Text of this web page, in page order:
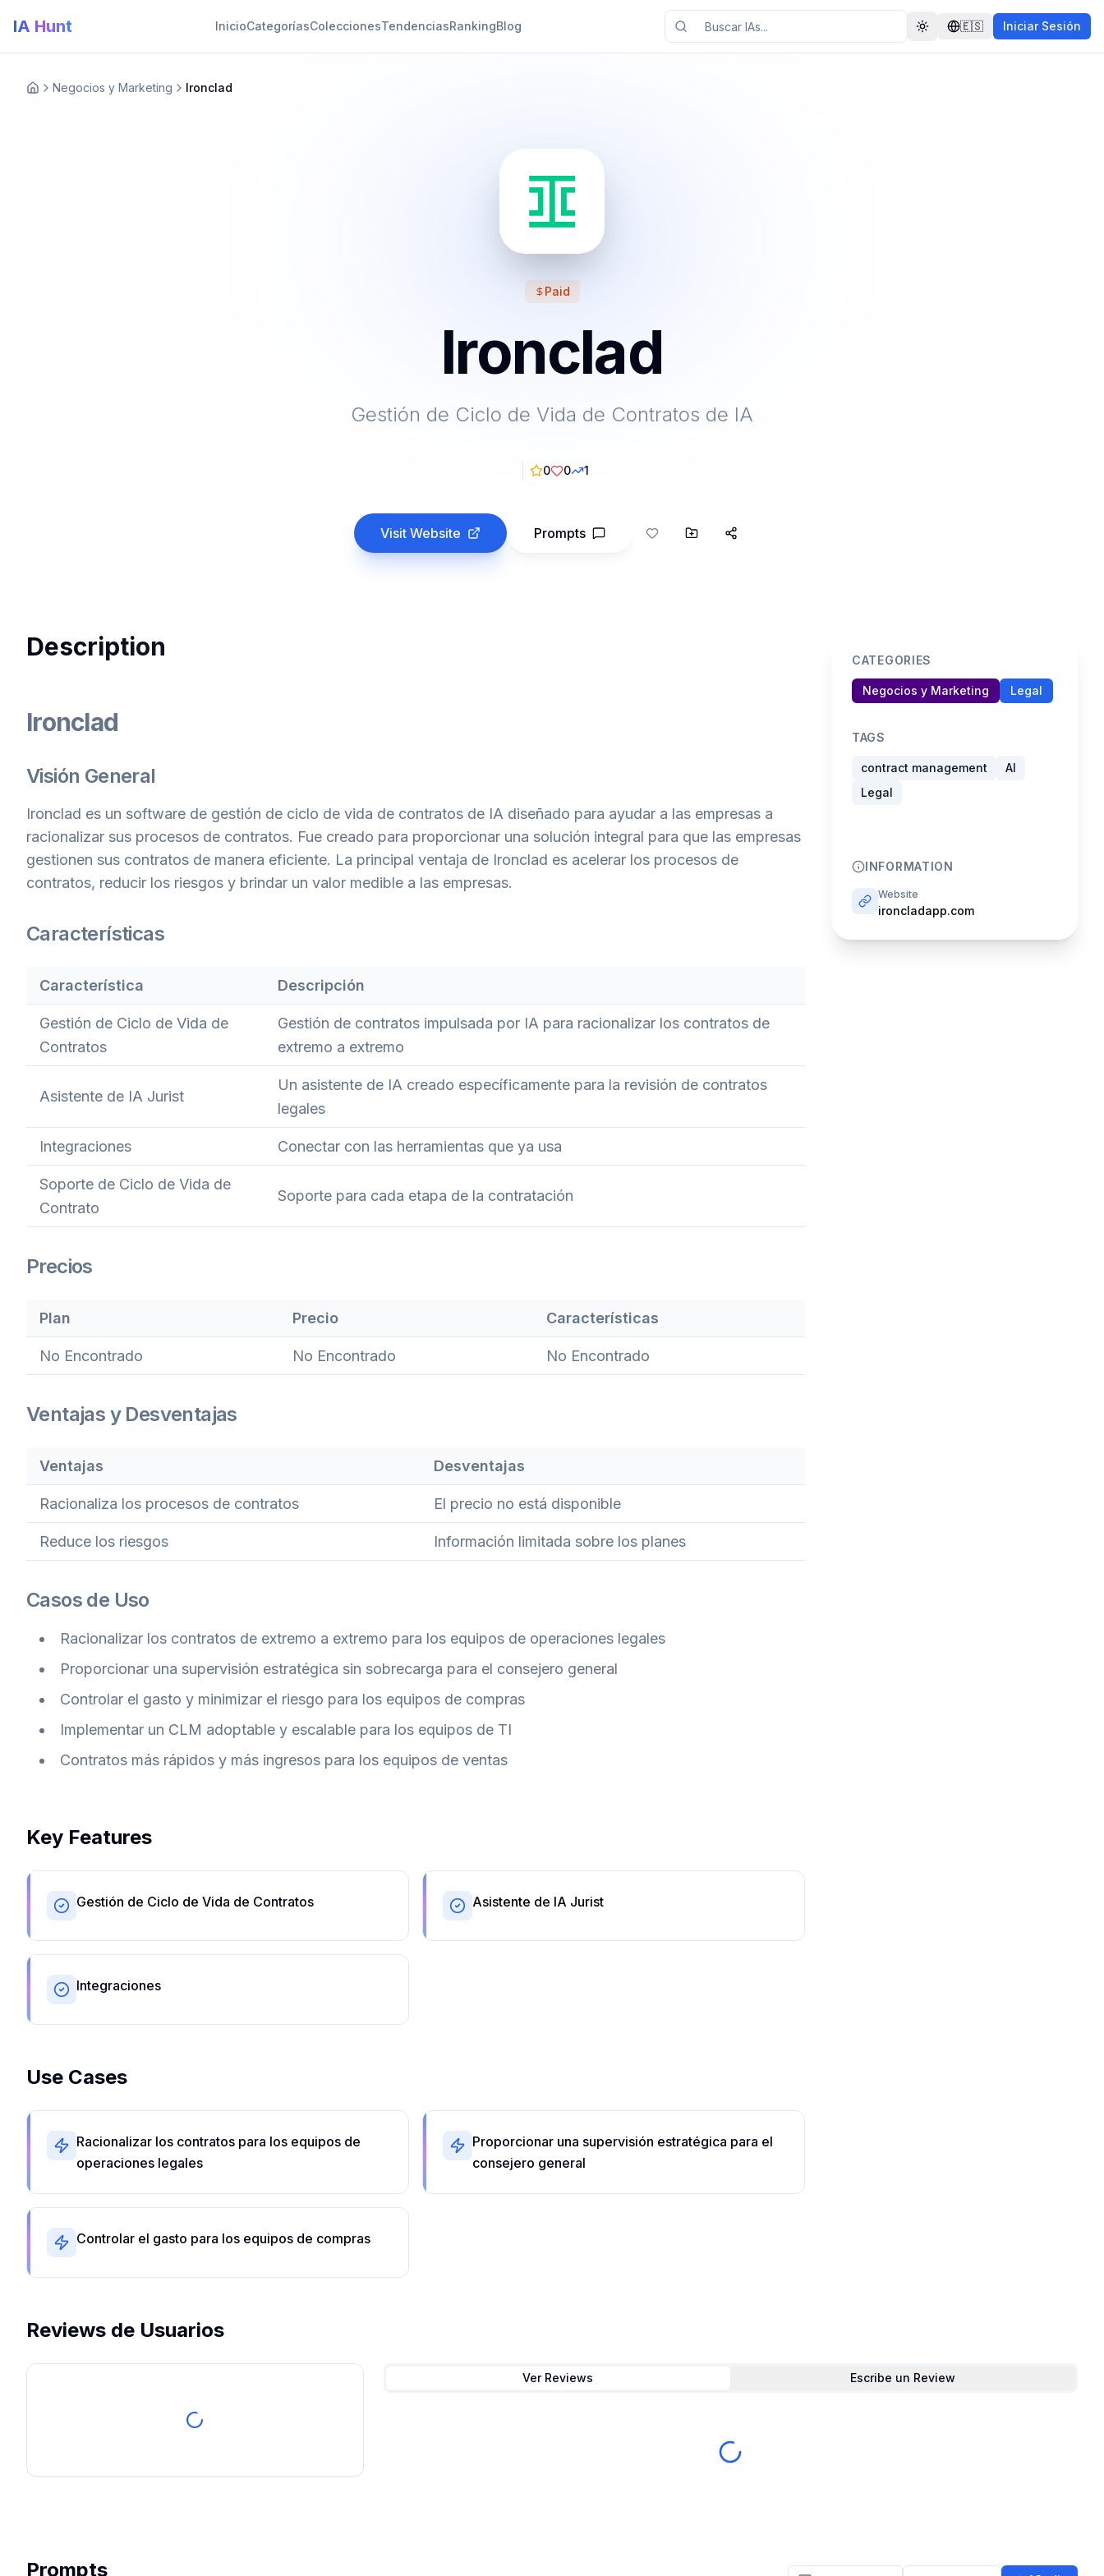
IA Hunt InicioCategoríasColeccionesTendenciasRankingBlog Toggle theme
🇪🇸 Iniciar Sesión
Negocios y Marketing Ironclad
Paid
Ironclad
Gestión de Ciclo de Vida de Contratos de IA
0 0 1
Visit Website Prompts
Description
Ironclad
Visión General
Ironclad es un software de gestión de ciclo de vida de contratos de IA diseñado para ayudar a las empresas a
racionalizar sus procesos de contratos. Fue creado para proporcionar una solución integral para que las empresas
gestionen sus contratos de manera eficiente. La principal ventaja de Ironclad es acelerar los procesos de
contratos, reducir los riesgos y brindar un valor medible a las empresas.
Características
Característica Descripción
Gestión de Ciclo de Vida de
Contratos
Gestión de contratos impulsada por IA para racionalizar los contratos de
extremo a extremo
Asistente de IA Jurist
Un asistente de IA creado específicamente para la revisión de contratos
legales
Integraciones Conectar con las herramientas que ya usa
Soporte de Ciclo de Vida de
Contrato
Soporte para cada etapa de la contratación
Precios
Plan Precio Características
No Encontrado No Encontrado No Encontrado
Ventajas y Desventajas
Ventajas Desventajas
Racionaliza los procesos de contratos El precio no está disponible
Reduce los riesgos Información limitada sobre los planes
Casos de Uso
Racionalizar los contratos de extremo a extremo para los equipos de operaciones legales
Proporcionar una supervisión estratégica sin sobrecarga para el consejero general
Controlar el gasto y minimizar el riesgo para los equipos de compras
Implementar un CLM adoptable y escalable para los equipos de TI
Contratos más rápidos y más ingresos para los equipos de ventas
Key Features
Gestión de Ciclo de Vida de Contratos Asistente de IA Jurist
Integraciones
Use Cases
Racionalizar los contratos para los equipos de
operaciones legales
Proporcionar una supervisión estratégica para el
consejero general
Controlar el gasto para los equipos de compras
CATEGORIES
Negocios y Marketing Legal
TAGS
contract management
AI
Legal
INFORMATION
Website
ironcladapp.com
Reviews de Usuarios
Ver Reviews Escribe un Review
Prompts